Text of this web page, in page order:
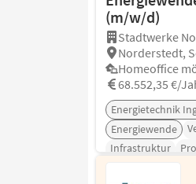
(m/w/d)
Stadtwerke
Norderstedt,
Homeoffice
68.552,35 €/
Energietechnik
Energiewende
Infrastruktur